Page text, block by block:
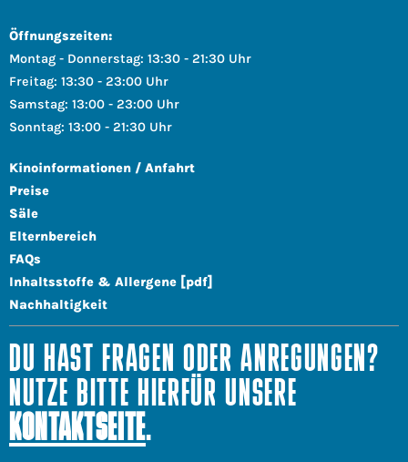
Öffnungszeiten:
Montag - Donnerstag: 13:30 - 21:30 Uhr
Freitag: 13:30 - 23:00 Uhr
Samstag: 13:00 - 23:00 Uhr
Sonntag: 13:00 - 21:30 Uhr
Kinoinformationen / Anfahrt
Preise
Säle
Elternbereich
FAQs
Inhaltsstoffe & Allergene [pdf]
Nachhaltigkeit
DU HAST FRAGEN ODER ANREGUNGEN?
NUTZE BITTE HIERFÜR UNSERE
KONTAKTSEITE.